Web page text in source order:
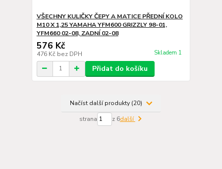
VŠECHNY KULIČKY ČEPY A MATICE PŘEDNÍ KOLO
M10 X 1,25 YAMAHA YFM600 GRIZZLY 98-01,
YFM660 02-08, ZADNÍ 02-08
576 Kč
476 Kč bez DPH Skladem 1
Přidat do košíku
Načíst další produkty (20)
strana z 6další